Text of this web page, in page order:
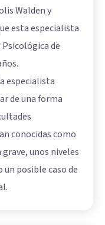
Walden y
esta especialista
de
especialista
de una forma
conocidas como
unos niveles
un posible caso de